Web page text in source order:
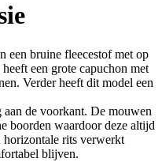
een bruine fleecestof met op
een grote capuchon met
Verder heeft dit model een
de voorkant. De mouwen
boorden waardoor deze altijd
horizontale rits verwerkt
blijven.